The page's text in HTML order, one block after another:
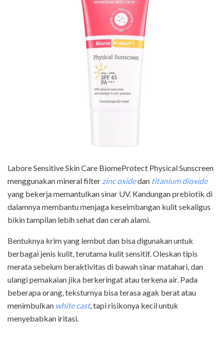
Labore Sensitive Skin Care BiomeProtect Physical Sunscreen
menggunakan mineral filter zinc oxidedan titanium dioxide
yang bekerja memantulkan sinar UV. Kandungan prebiotik di
dalamnya membantu menjaga keseimbangan kulit sekaligus
bikin tampilan lebih sehat dan cerah alami.
Bentuknya krim yang lembut dan bisa digunakan untuk
berbagai jenis kulit, terutama kulit sensitif. Oleskan tipis
merata sebelum beraktivitas di bawah sinar matahari, dan
ulangi pemakaian jika berkeringat atau terkena air. Pada
beberapa orang, teksturnya bisa terasa agak berat atau
menimbulkan white cast, tapi risikonya kecil untuk
menyebabkan iritasi.